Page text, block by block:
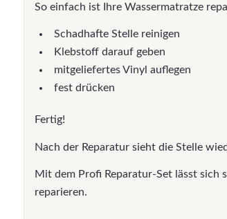
So einfach ist Ihre Wassermatratze
Schadhafte Stelle reinigen
Klebstoff darauf geben
mitgeliefertes Vinyl auflegen
fest drücken
Fertig!
Nach der Reparatur sieht die Stelle
Mit dem Profi Reparatur-Set lässt sich
reparieren.